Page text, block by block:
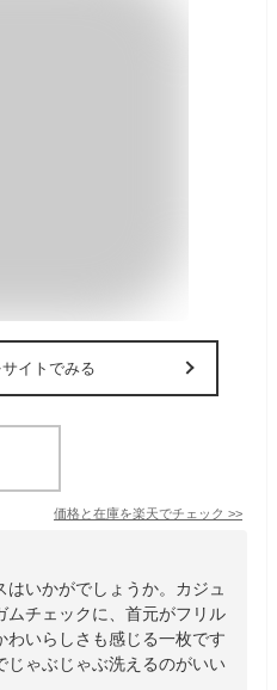
イトでみる
価格と在庫を楽天でチェック >>
いかがでしょうか。カジュ
ムチェックに、首元がフリル
わいらしさも感じる一枚です
じゃぶじゃぶ洗えるのがいい